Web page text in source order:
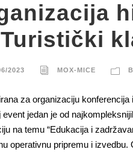
2023 MOX-MICE
za organizaciju
event jedan je od
na temu “Edukacija i
operativnu pripremu i izvedbu.